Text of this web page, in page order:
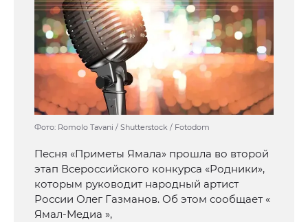
Фото: Romolo Tavani / Shutterstock / Fotodom
Песня «Приметы Ямала» прошла во второй
этап Всероссийского конкурса «Родники»,
которым руководит народный артист
России Олег Газманов. Об этом сообщает «
Ямал-Медиа »,